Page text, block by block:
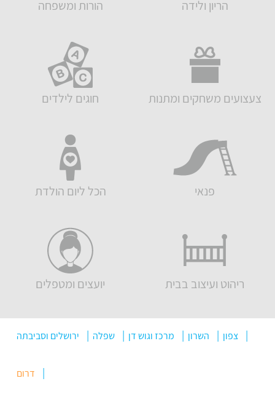
הורות ומשפחה הריון ולידה
חוגים לילדים צעצועים משחקים ומתנות
הכל ליום הולדת פנאי
יועצים ומטפלים ריהוט ועיצוב בבית
צפון השרון מרכז וגוש דן שפלה ירושלים וסביבתה
דרום